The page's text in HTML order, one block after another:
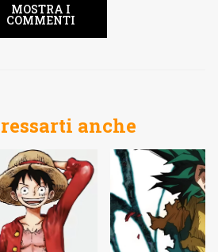
MOSTRA I
COMMENTI
anche